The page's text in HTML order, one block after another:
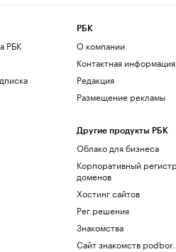
РБК
РБК
О компании
Контактная информация
Редакция
Размещение рекламы
Другие продукты РБК
Облако для бизнеса
Корпоративный
доменов
Хостинг сайтов
Рег.решения
Знакомства
Сайт знакомств